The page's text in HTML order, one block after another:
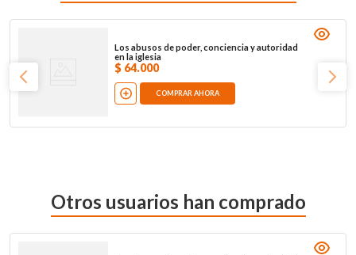
Los abusos de poder, conciencia y autoridad
en la iglesia
$ 64.000
COMPRAR AHORA
Otros usuarios han comprado